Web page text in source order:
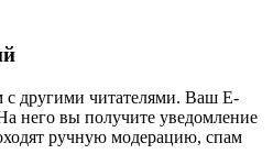
другими читателями. Ваш E-
него вы получите уведомление
ручную модерацию, спам